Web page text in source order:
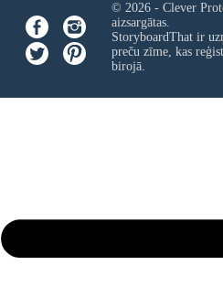
© 2026 - Clever
aizsargātas.
StoryboardThat ir
preču zīme, kas
birojā.